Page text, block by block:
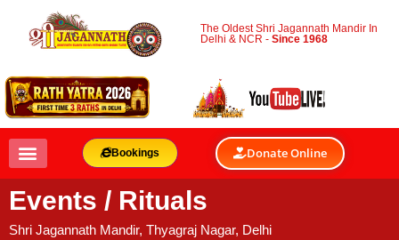
The Oldest Shri Jagannath Mandir In
Delhi & NCR -Since 1968
Bookings Donate Online
Events / Rituals
Shri Jagannath Mandir, Thyagraj Nagar, Delhi